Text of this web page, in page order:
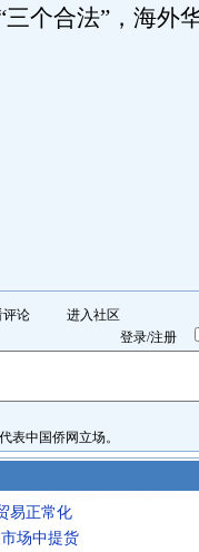
个合法”，海外
评论
进入社区
登录/注册
国侨网立场。
易正常化
场中提货